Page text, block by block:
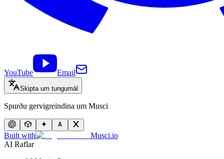
YouTube Email
Skipta um tungumál
Spurðu gervigreindina um Musci
Built with
Musci.io
AI Raflar